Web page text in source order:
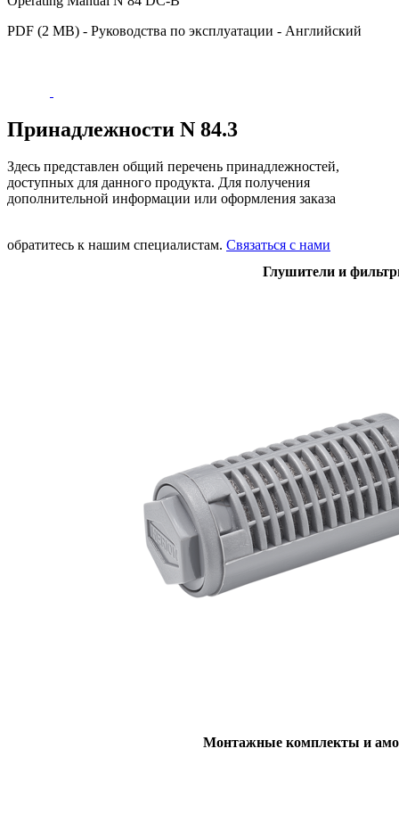
PDF (2 MB) - Руководства по эксплуатации - Английский
Принадлежности N 84.3
Здесь представлен общий перечень принадлежностей,
доступных для данного продукта. Для получения
дополнительной информации или оформления заказа
обратитесь к нашим специалистам. Связаться с нами
Глушители и
Монтажные комплекты и